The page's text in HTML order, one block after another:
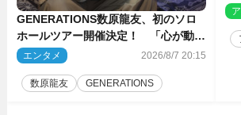
GENERATIONS数原龍友、初のソロ
ホールツアー開催決定！ 「心が動い
た瞬間を、音に乗せてお届けできれ
エンタメ 2026/8/7 20:15
数原龍友 GENERATIONS
ャ